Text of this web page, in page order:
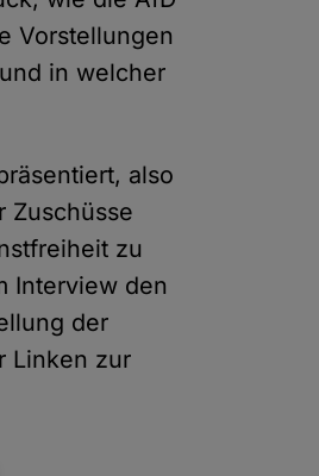
Vorstellungen
in welcher
also
Zuschüsse
zu
Interview den
der
Linken zur